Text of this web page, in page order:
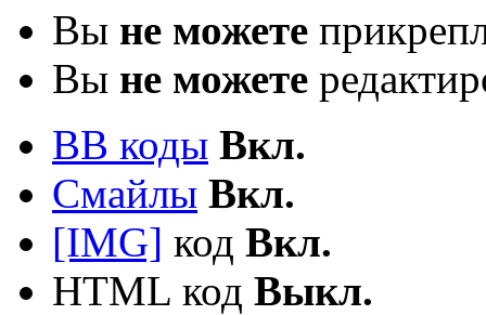
Вы не можете
Вы не можете
BB коды Вкл.
Смайлы Вкл.
[IMG] код Вкл.
HTML код Выкл.